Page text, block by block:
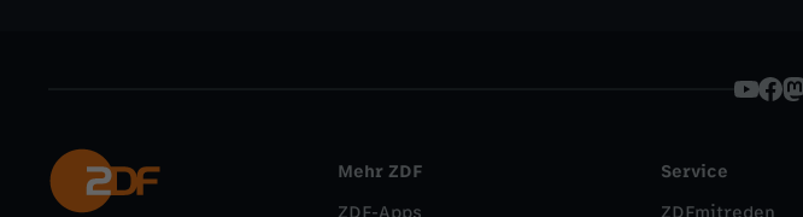
Mehr ZDF
ZDF-Apps
Service
ZDFmitreden